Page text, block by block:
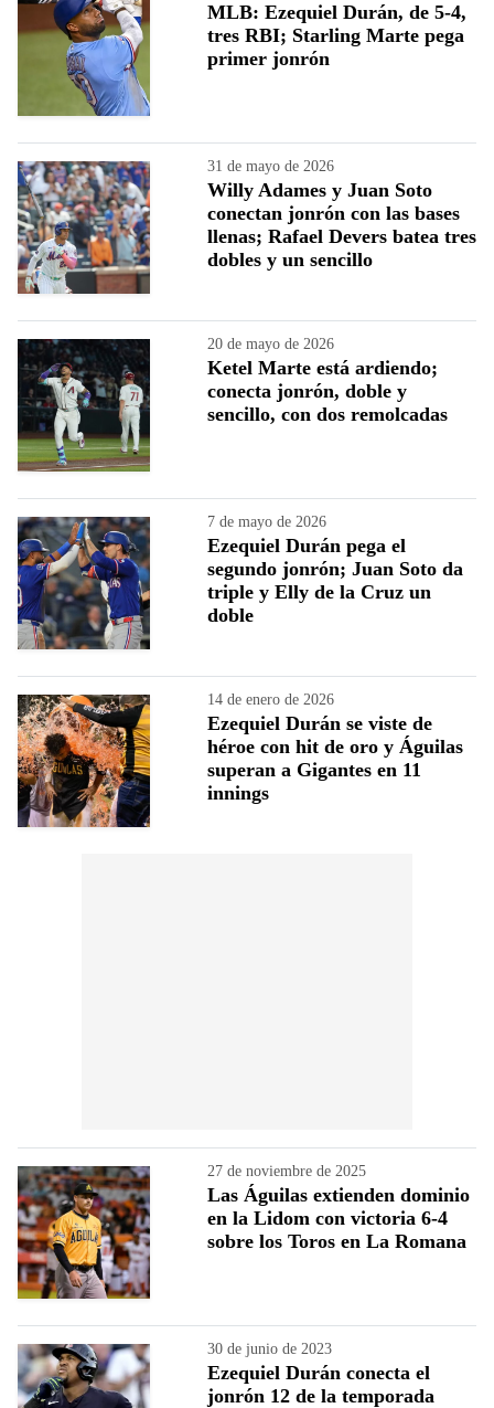
MLB: Ezequiel Durán, de 5-4,
tres RBI; Starling Marte pega
primer jonrón
31 de mayo de 2026
Willy Adames y Juan Soto
conectan jonrón con las bases
llenas; Rafael Devers batea tres
dobles y un sencillo
20 de mayo de 2026
Ketel Marte está ardiendo;
conecta jonrón, doble y
sencillo, con dos remolcadas
7 de mayo de 2026
Ezequiel Durán pega el
segundo jonrón; Juan Soto da
triple y Elly de la Cruz un
doble
14 de enero de 2026
Ezequiel Durán se viste de
héroe con hit de oro y Águilas
superan a Gigantes en 11
innings
27 de noviembre de 2025
Las Águilas extienden dominio
en la Lidom con victoria 6-4
sobre los Toros en La Romana
30 de junio de 2023
Ezequiel Durán conecta el
jonrón 12 de la temporada